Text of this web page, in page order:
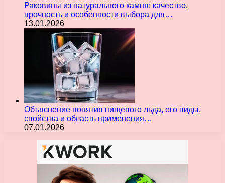
Раковины из натурального камня: качество,
прочность и особенности выбора для…
13.01.2026
Объяснение понятия пищевого льда, его виды,
свойства и область применения…
07.01.2026